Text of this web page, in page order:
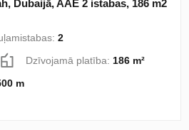
Dubaijā, AAE 2 istabas, 186 m2
2
Dzīvojamā platība: 186 m²
m